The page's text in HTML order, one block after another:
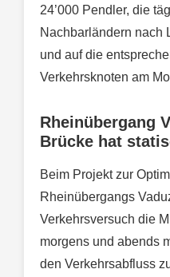
24’000 Pendler, die
Nachbarländern nach
und auf die
Verkehrsknoten am
Rheinübergang
Brücke hat
Beim Projekt zur
Rheinübergangs
Verkehrsversuch die
morgens und abends
den Verkehrsabfluss